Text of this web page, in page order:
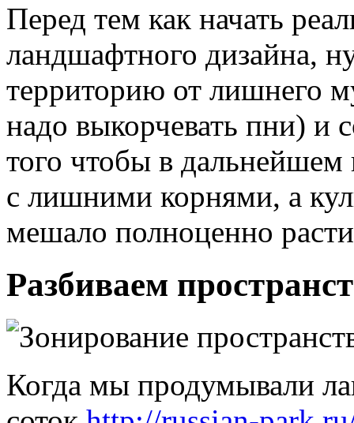
Перед тем как начать
ландшафтного дизайна,
территорию от лишнего
надо выкорчевать пни) и
того чтобы в дальнейшем
с лишними корнями, а
мешало полноценно
Разбиваем
Когда мы продумывали